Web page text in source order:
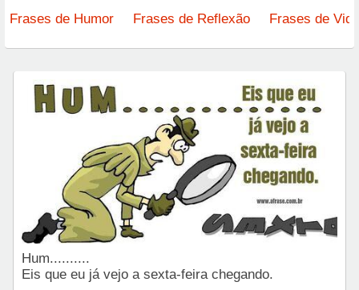
Frases de Humor Frases de Reflexão Frases de Vida
Hum..........
Eis que eu já vejo a sexta-feira chegando.